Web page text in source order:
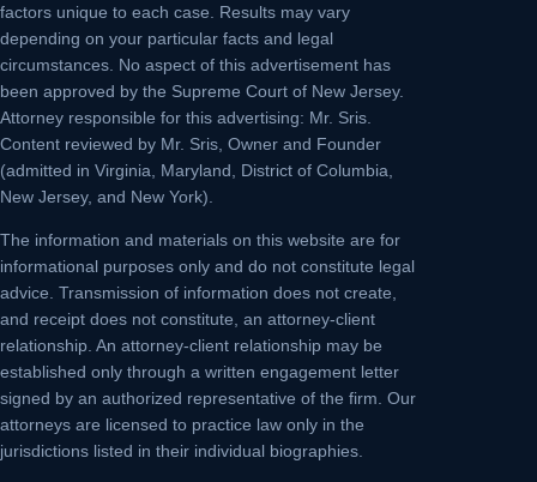
factors unique to each case. Results may vary
depending on your particular facts and legal
circumstances. No aspect of this advertisement has
been approved by the Supreme Court of New Jersey.
Attorney responsible for this advertising: Mr. Sris.
Content reviewed by Mr. Sris, Owner and Founder
(admitted in Virginia, Maryland, District of Columbia,
New Jersey, and New York).
The information and materials on this website are for
informational purposes only and do not constitute legal
advice. Transmission of information does not create,
and receipt does not constitute, an attorney-client
relationship. An attorney-client relationship may be
established only through a written engagement letter
signed by an authorized representative of the firm. Our
attorneys are licensed to practice law only in the
jurisdictions listed in their individual biographies.